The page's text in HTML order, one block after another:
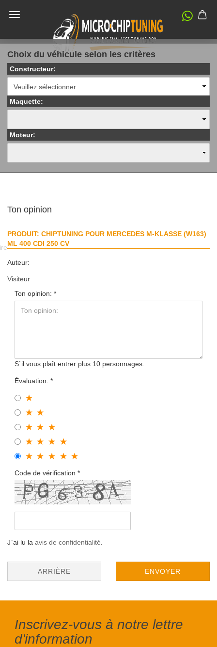
Choix du véhicule selon les critères
Constructeur:
Maquette:
Moteur:
Ton opinion
PRODUIT: CHIPTUNING POUR MERCEDES M-KLASSE (W163)
ML 400 CDI 250 CV
Auteur:
Visiteur
Ton opinion:
S`il vous plaît entrer plus 10 personnages.
Évaluation:
Code de vérification
J`ai lu la avis de confidentialité
ARRIÈRE ENVOYER
Inscrivez-vous à notre lettre
d'information